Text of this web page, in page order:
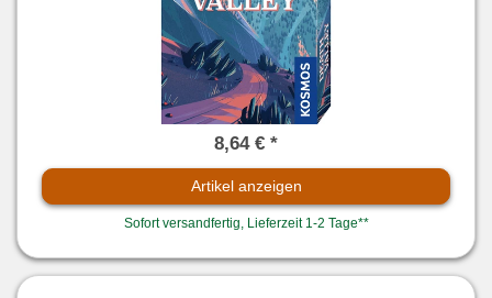
8,64 € *
Artikel anzeigen
Sofort versandfertig, Lieferzeit 1-2 Tage**